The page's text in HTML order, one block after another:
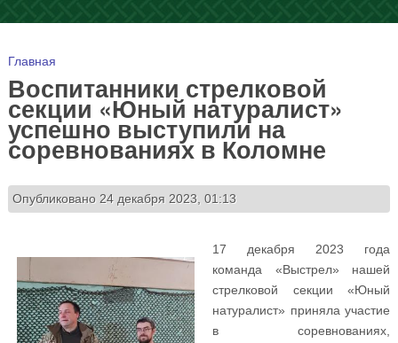
Вы здесь
Главная
Воспитанники стрелковой
секции «Юный натуралист»
успешно выступили на
соревнованиях в Коломне
Опубликовано 24 декабря 2023, 01:13
17 декабря 2023 года
команда «Выстрел» нашей
стрелковой секции «Юный
натуралист» приняла участие
в соревнованиях,